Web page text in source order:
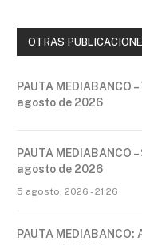
OTRAS
PAUTA MEDIABANCO
agosto de 2026
PAUTA MEDIABANCO
agosto de 2026
5 agosto, 2026 - 21:26
PAUTA